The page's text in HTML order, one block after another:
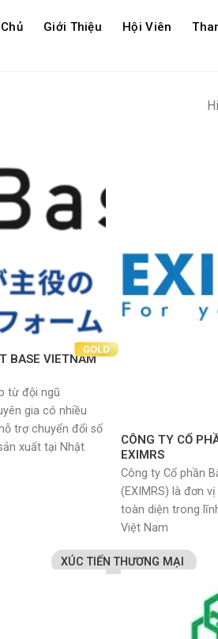
Giới Thiệu Hội Viên
BASE VIETNAM
từ đội ngũ
gia có nhiều
trợ chuyển đổi số
xuất tại Nhật
CÔNG TY CỔ
EXIMRS
XÚC TIẾN THƯƠNG MẠI
Công ty Cổ phần
(EXIMRS) là đơn
toàn diện trong
Việt Nam